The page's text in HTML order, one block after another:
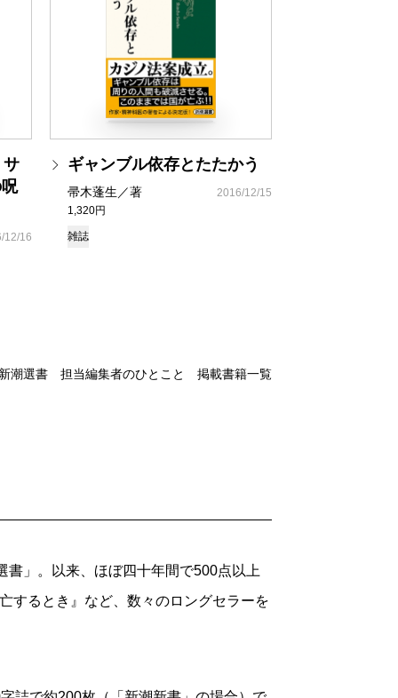
サ
12/16
ギャンブル依存とたたかう
帚木蓬生／著
1,320円
2016/12/15
雑誌
新潮選書 担当編集者のひとこと 掲載書籍一覧
」。以来、ほぼ四十年間で500点以上
するとき』など、数々のロングセラーを